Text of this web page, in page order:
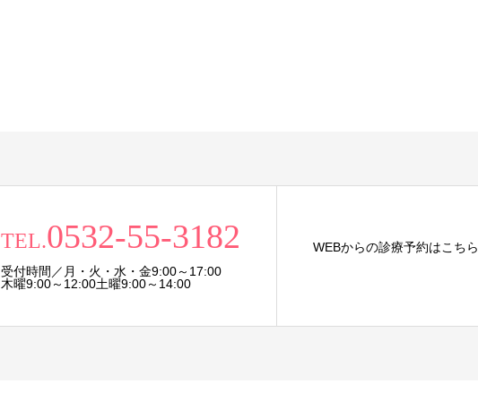
TEL.0532-55-3182
受付時間／月・火・水・金9:00～17:00
木曜9:00～12:00土曜9:00～14:00
WEBからの診療予約はこちら